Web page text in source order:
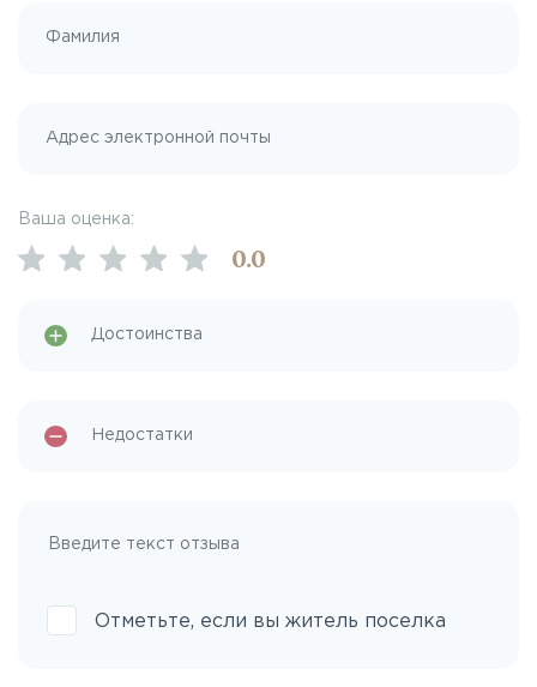
Ваша оценка:
0.0
Отметьте, если вы житель поселка